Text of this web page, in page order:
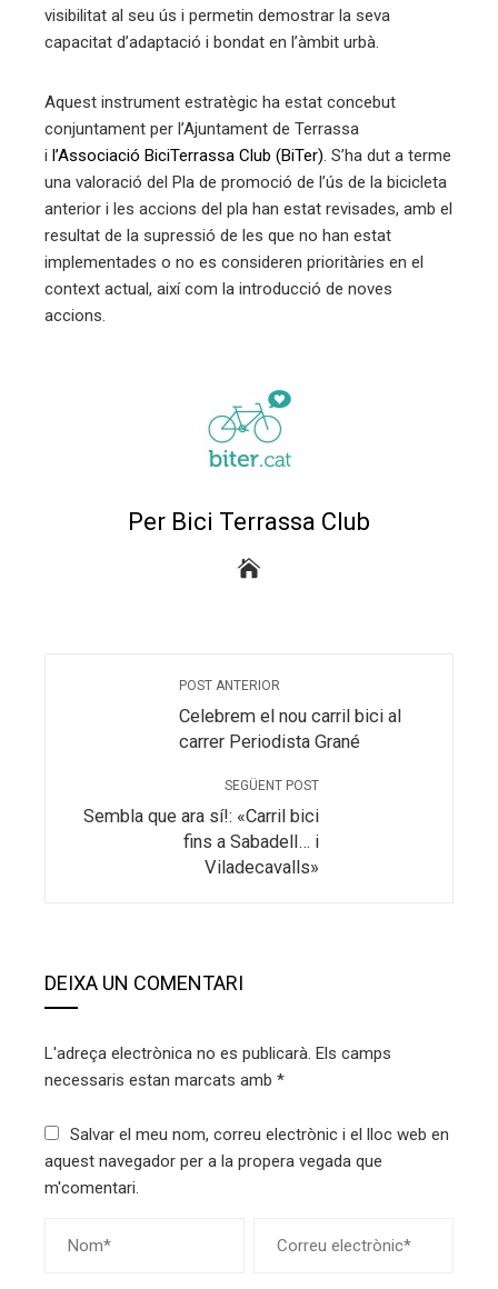
visibilitat al seu ús i permetin demostrar la seva
capacitat d’adaptació i bondat en l’àmbit urbà.
Aquest instrument estratègic ha estat concebut
conjuntament per l’Ajuntament de Terrassa
i l’Associació BiciTerrassa Club (BiTer). S’ha dut a terme
una valoració del Pla de promoció de l’ús de la bicicleta
anterior i les accions del pla han estat revisades, amb el
resultat de la supressió de les que no han estat
implementades o no es consideren prioritàries en el
context actual, així com la introducció de noves
accions.
Per Bici Terrassa Club
POST ANTERIOR
Celebrem el nou carril bici al
carrer Periodista Grané
SEGÜENT POST
Sembla que ara sí!: «Carril bici
fins a Sabadell… i
Viladecavalls»
DEIXA UN COMENTARI
L'adreça electrònica no es publicarà. Els camps
necessaris estan marcats amb *
Salvar el meu nom, correu electrònic i el lloc web en
aquest navegador per a la propera vegada que
m'comentari.